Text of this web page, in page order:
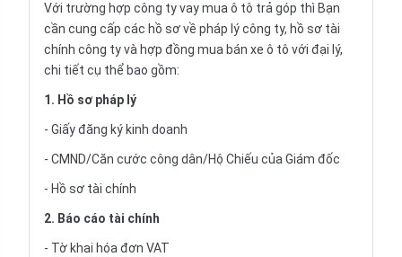
Với trường hợp công ty vaymua ô tô trả góp thì Bạn
cần cung cấp các hồ sơ về pháp lý công ty, hồ sơ tài
chính công ty và hợp đồng mua bán xe ô tô với đại lý,
chi tiết cụ thể bao gồm:
1. Hồ sơ pháp lý
- Giấy đăng ký kinh doanh
- CMND/Căn cước công dân/Hộ Chiếu của Giám đốc
- Hồ sơ tài chính
2. Báo cáo tài chính
- Tờ khai hóa đơn VAT